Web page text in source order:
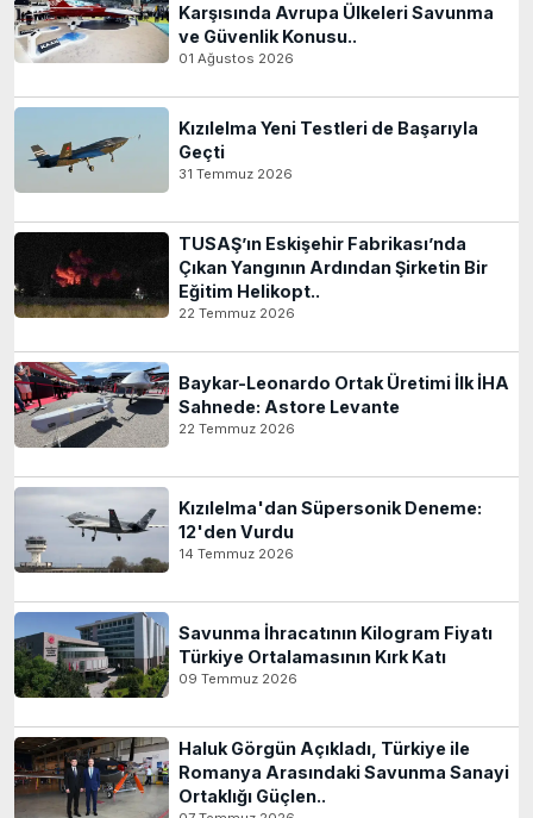
Karşısında Avrupa Ülkeleri Savunma
ve Güvenlik Konusu..
01 Ağustos 2026
Kızılelma Yeni Testleri de Başarıyla
Geçti
31 Temmuz 2026
TUSAŞ’ın Eskişehir Fabrikası’nda
Çıkan Yangının Ardından Şirketin Bir
Eğitim Helikopt..
22 Temmuz 2026
Baykar-Leonardo Ortak Üretimi İlk İHA
Sahnede: Astore Levante
22 Temmuz 2026
Kızılelma'dan Süpersonik Deneme:
12'den Vurdu
14 Temmuz 2026
Savunma İhracatının Kilogram Fiyatı
Türkiye Ortalamasının Kırk Katı
09 Temmuz 2026
Haluk Görgün Açıkladı, Türkiye ile
Romanya Arasındaki Savunma Sanayi
Ortaklığı Güçlen..